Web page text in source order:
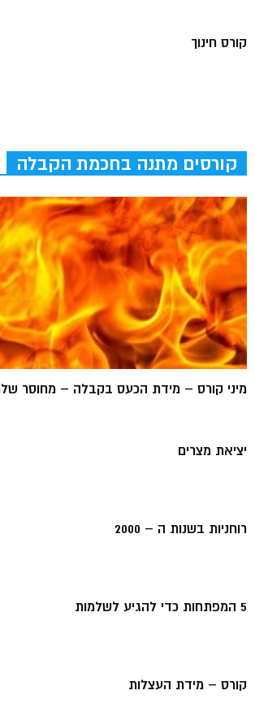
קורס חינוך
קורסים מתנה בחכמת הקבלה
מיני קורס – מידת הכעס בקבלה – מחוסר
יציאת מצרים
רוחניות בשנות ה – 2000
5 המפתחות כדי להגיע לשלמות
קורס – מידת העצלות